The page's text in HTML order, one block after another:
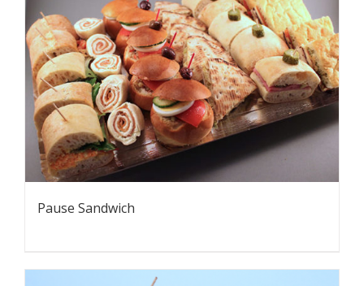
Pause Sandwich